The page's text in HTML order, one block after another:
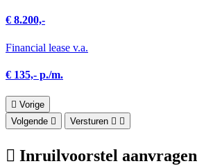
€ 8.200,-
Financial lease v.a.
€ 135,- p./m.
Vorige
Volgende
Versturen
Inruilvoorstel aanvragen